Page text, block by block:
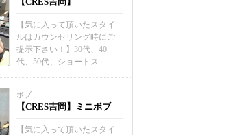
【気に入って頂いたスタイ
ルはカウンセリング時にご
提示下さい！】30代、40
代、50代、ショートス...
ボブ
【CRES吉岡】ミニボブ
【気に入って頂いたスタイ